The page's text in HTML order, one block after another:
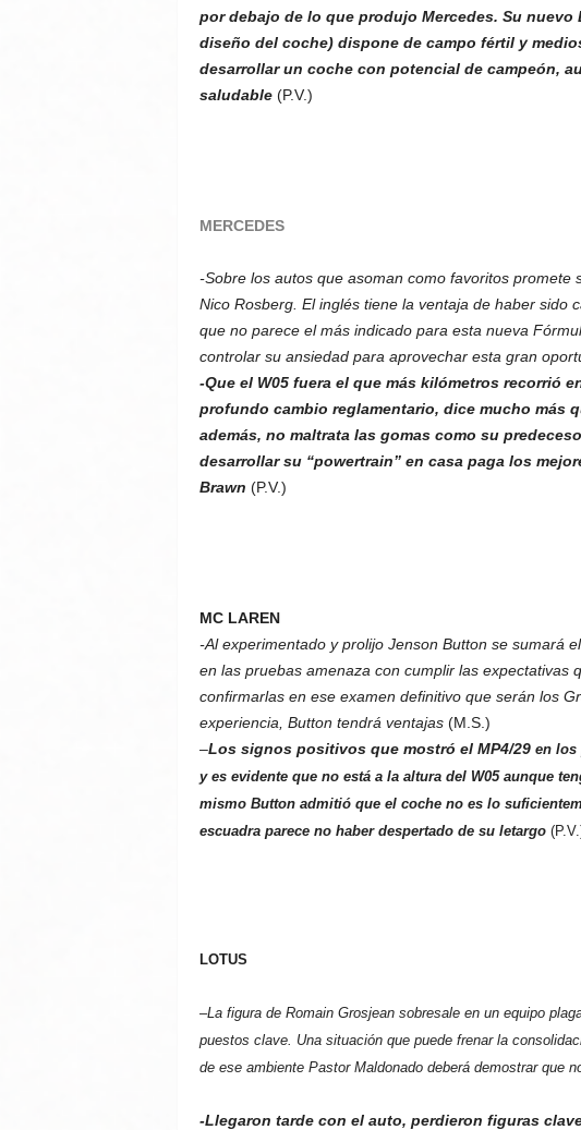
por debajo de lo que produjo Mercedes. Su
diseño del coche) dispone de campo fértil y
desarrollar un coche con potencial de campeón,
saludable(P.V.)
MERCEDES
-Sobre los autos que asoman como favoritos promete
Nico Rosberg. El inglés tiene la ventaja de haber sido
que no parece el más indicado para esta nueva
controlar su ansiedad para aprovechar esta gran
-Que el W05 fuera el que más kilómetros recorrió
profundo cambio reglamentario, dice mucho más
además, no maltrata las gomas como su
desarrollar su “powertrain” en casa paga los
Brawn (P.V.)
MC LAREN
-Al experimentado y prolijo Jenson Button se sumará
en las pruebas amenaza con cumplir las expectativas
confirmarlas en ese examen definitivo que serán los
experiencia, Button tendrá ventajas(M.S.)
–Los signos positivos que mostró el MP4/29en los
y es evidente que no está a la altura del W05 aunque
mismo Button admitió que el coche no es lo
escuadra parece no haber despertado de su letargo
LOTUS
–La figura de Romain Grosjean sobresale en un equipo
puestos clave. Una situación que puede frenar la
de ese ambiente Pastor Maldonado deberá demostrar que
-Llegaron tarde con el auto, perdieron figuras